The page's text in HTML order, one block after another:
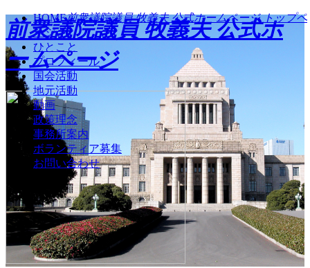
前衆議院議員 牧義夫 公式ホ
ームページ
HOME前衆議院議員 牧義夫 公式ホームページ トップペ
ージ
ひとこと
プロフィール
国会活動
地元活動
動画
政策理念
事務所案内
ボランティア募集
お問い合わせ